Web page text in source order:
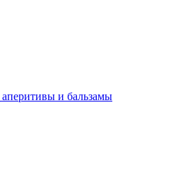
и бальзамы